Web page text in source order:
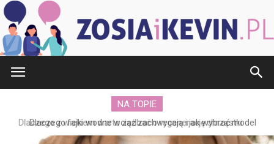
NA TOPIE
Dlaczego fajki wodne wciąż zachwycają i jak wybrać model